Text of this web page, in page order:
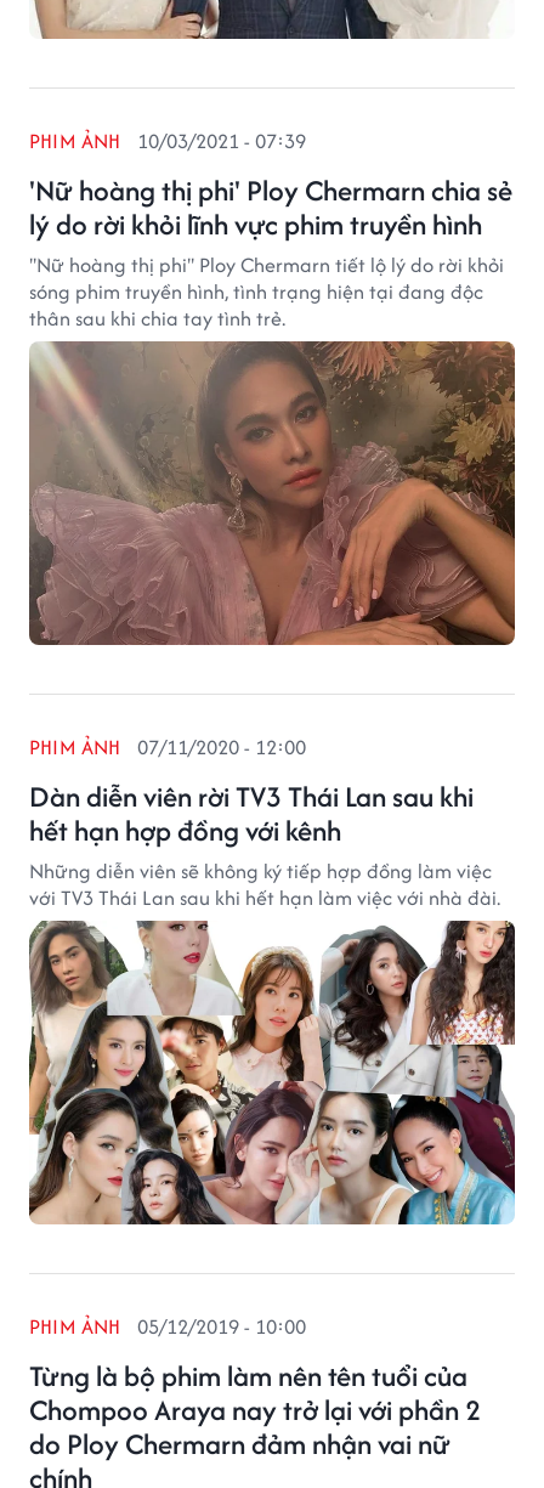
'Nữ hoàng thị phi' Ploy Chermarn chia sẻ
lý do rời khỏi lĩnh vực phim truyền hình
PHIM ẢNH 10/03/2021 - 07:39
''Nữ hoàng thị phi'' Ploy Chermarn tiết lộ lý do rời khỏi
sóng phim truyền hình, tình trạng hiện tại đang độc
thân sau khi chia tay tình trẻ.
Dàn diễn viên rời TV3 Thái Lan sau khi
hết hạn hợp đồng với kênh
PHIM ẢNH 07/11/2020 - 12:00
Những diễn viên sẽ không ký tiếp hợp đồng làm việc
với TV3 Thái Lan sau khi hết hạn làm việc với nhà đài.
Từng là bộ phim làm nên tên tuổi của
Chompoo Araya nay trở lại với phần 2
do Ploy Chermarn đảm nhận vai nữ
chính
PHIM ẢNH 05/12/2019 - 10:00